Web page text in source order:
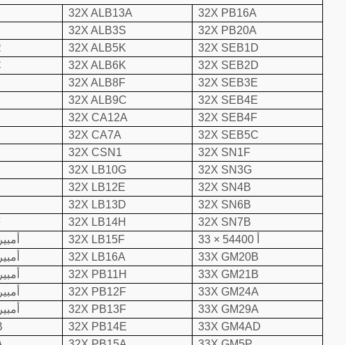
32X ALB13A
32X PB16A
32X ALB3S
32X PB20A
32X ALB5K
32X SEB1D
32X ALB6K
32X SEB2D
32X ALB8F
32X SEB3E
32X ALB9C
32X SEB4E
32X CA12A
32X SEB4F
32X CA7A
32X SEB5C
32X CSN1
32X SN1F
32X LB10G
32X SN3G
32X LB12E
32X SN4B
32X LB13D
32X SN6B
32X LB14H
32X SN7B
32 × 51000 أمبير 32X LB15F
32 × 52100 أمبير 32X LB16A
33X GM20B
32 × 52480 أمبير 32X PB11H
33X GM21B
32 × 61400 أمبير 32X PB12F
33X GM24A
32 × 93700 أمبير 32X PB13F
33X GM29A
32X PB14E
33X GM4AD